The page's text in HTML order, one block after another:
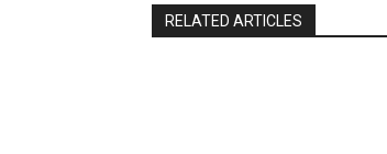
RELATED ARTICLES